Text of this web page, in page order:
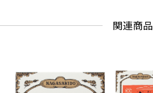
関連商品